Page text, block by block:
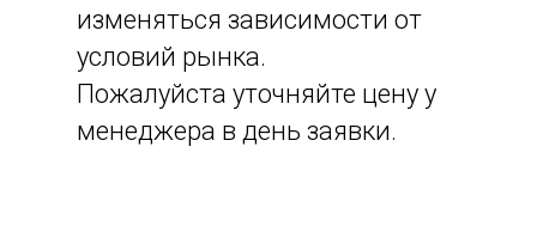
изменяться зависимости от
условий рынка.
Пожалуйста уточняйте цену у
менеджера в день заявки.